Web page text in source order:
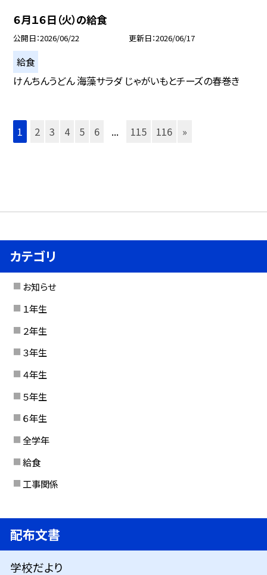
６月１６日（火）の給食
公開日 2026/06/22 更新日 2026/06/17
給食
けんちんうどん 海藻サラダ じゃがいもとチーズの春巻き
1 2 3 4 5 6 ... 115 116 »
カテゴリ
お知らせ
１年生
２年生
３年生
４年生
５年生
６年生
全学年
給食
工事関係
配布文書
学校だより